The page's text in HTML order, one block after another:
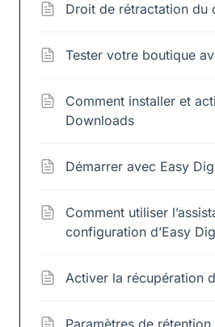
Droit de rétractation du
Tester votre boutique
Comment installer et
Downloads
Démarrer avec Easy
Comment utiliser
configuration d’Easy
Activer la récupération
Paramètres de